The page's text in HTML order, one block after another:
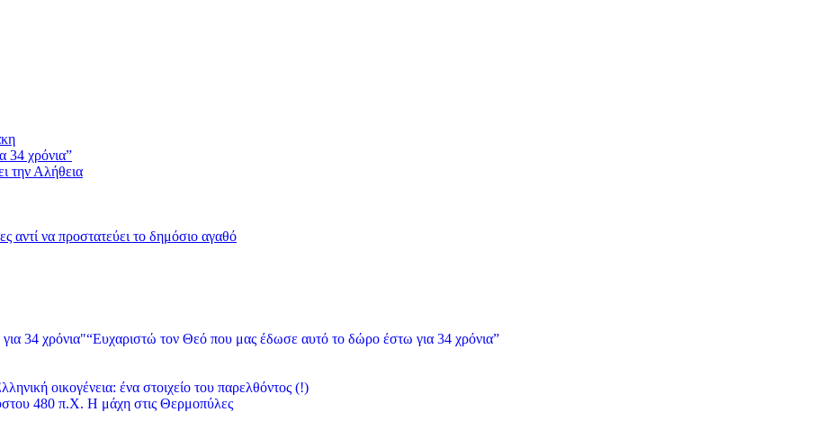
34 χρόνια”
την Αλήθεια
αντί να προστατεύει το δημόσιο αγαθό
“Ευχαριστώ τον Θεό που μας έδωσε αυτό το δώρο έστω για 34 χρόνια”
οικογένεια: ένα στοιχείο του παρελθόντος (!)
480 π.Χ. Η μάχη στις Θερμοπύλες